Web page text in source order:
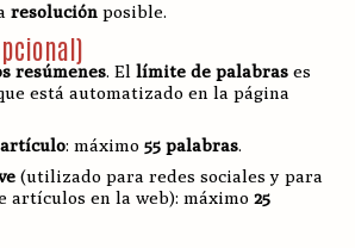
resolución posible.
resúmenes. Ellímite de palabras es
está automatizado en la página
artículo: máximo55 palabras.
(utilizado para redes sociales y para
artículos en la web): máximo25